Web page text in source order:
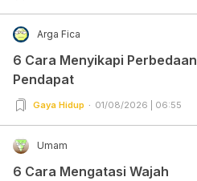
Arga Fica
6 Cara Menyikapi Perbedaan
Pendapat
Gaya Hidup 01/08/2026 | 06:55
Umam
6 Cara Mengatasi Wajah